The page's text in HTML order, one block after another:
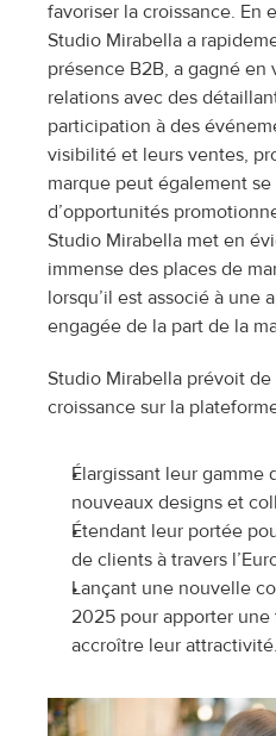
favoriser la croissance. En
Studio Mirabella a
présence B2B, a gagné
relations avec des
participation à des
visibilité et leurs ventes,
marque peut également
d’opportunités
Studio Mirabella met en
immense des places de
lorsqu’il est associé à une
engagée de la part de la
Studio Mirabella prévoit
croissance sur la
Élargissant leur gamme
nouveaux designs et
Étendant leur portée
de clients à travers
Lançant une nouvelle
2025 pour apporter
accroître leur attractivité.